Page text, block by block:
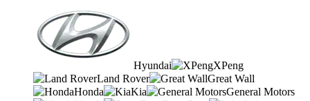
Hyundai
XPeng
Land Rover
Great Wall
Honda
Kia
General Motors